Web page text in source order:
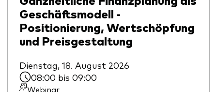
Benchmark-Anbieter
Fondsdokumente und Richtlinien
Vanguard Produkte kaufen
Ihr Wissenshub: Studien & Analysen
Geschäftsmodell -
Positionierung, Wertschöpfung
und Preisgestaltung
Dienstag, 18. August 2026
08:00 bis 09:00
Webinar